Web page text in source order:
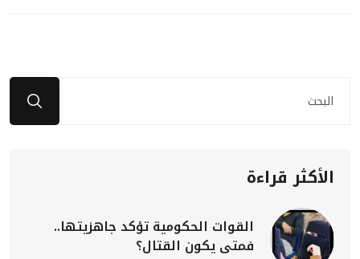
الأكثر قراءة
القوات الحكومية تؤكد جاهزيتها..
فمتى يكون القتال؟